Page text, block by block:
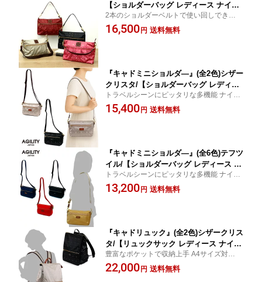
【ショルダーバッグ レディース ナイロ
ン 軽量 肩掛け 斜め掛け B5サイズ 薄マ
チ 小さめ モノグラム 日本製】【AGILI
2本のショルダーベルトで使い回しできるシ
ョルダーバッグ 2way 肩掛け/斜め掛けの両
掛けに対応 ちょっと小ぶりで普段使いに最
16,500 円 送料無料
『キャドミニショルダ―』(全2色)シザー
クリスタ/【ショルダーバッグ レディー
ス 旅行バッグ 肩掛けカバン ミニ 軽い
通勤 ol おしゃれ 大人カジュアル コンパ
トラベルシーンにピッタリな多機能 ナイロ
ンミニショルダー
15,400 円 送料無料
『キャドミニショルダ―』(全6色)テフツ
イル/【ショルダーバッグ レディース 旅
行バッグ 肩掛けカバン ミニ 軽い 通勤 o
l おしゃれ 大人カジュアル きれいめ ナ
トラベルシーンにピッタリな多機能 ナイロ
ンミニショルダー
13,200 円 送料無料
『キャドリュック』(全2色)シザークリス
タ/【リュックサック レディース ナイロ
ン 軽量 かるい A4 スクエア かわいい お
しゃれ 】【AGILITY Bisogn(アジリテ
豊富なポケットで収納上手 A4サイズ対応
軽量 スクエアリュック
22,000 円 送料無料